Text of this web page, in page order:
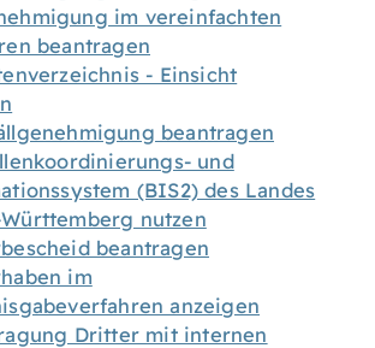
im vereinfachten
beantragen
- Einsicht
beantragen
und
(BIS2) des Landes
nutzen
beantragen
im
anzeigen
Dritter mit internen